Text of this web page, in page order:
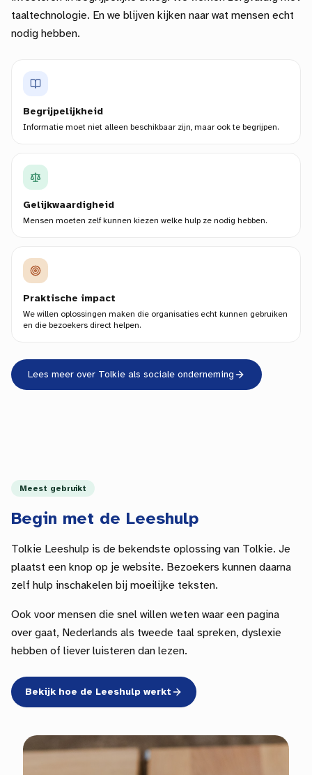
taaltechnologie. En we blijven kijken naar wat mensen echt
nodig hebben.
Begrijpelijkheid
Informatie moet niet alleen beschikbaar zijn, maar ook te begrijpen.
Gelijkwaardigheid
Mensen moeten zelf kunnen kiezen welke hulp ze nodig hebben.
Praktische impact
We willen oplossingen maken die organisaties echt kunnen gebruiken
en die bezoekers direct helpen.
Lees meer over Tolkie als sociale onderneming
Meest gebruikt
Begin met de Leeshulp
Tolkie Leeshulp is de bekendste oplossing van Tolkie. Je
plaatst een knop op je website. Bezoekers kunnen daarna
zelf hulp inschakelen bij moeilijke teksten.
Ook voor mensen die snel willen weten waar een pagina
over gaat, Nederlands als tweede taal spreken, dyslexie
hebben of liever luisteren dan lezen.
Bekijk hoe de Leeshulp werkt